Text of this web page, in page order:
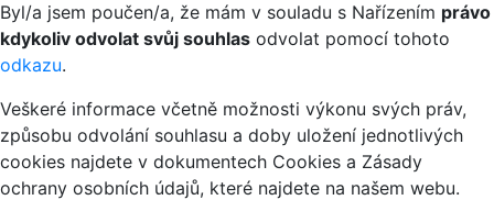
Byl/a jsem poučen/a, že mám v souladu s Nařízením právo
kdykoliv odvolat svůj souhlas odvolat pomocí tohoto
odkazu.
Veškeré informace včetně možnosti výkonu svých práv,
způsobu odvolání souhlasu a doby uložení jednotlivých
cookies najdete v dokumentech Cookies a Zásady
ochrany osobních údajů, které najdete na našem webu.